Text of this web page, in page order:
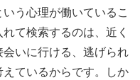
う心理が働いているこ
て検索するのは、近く
いに行ける、逃げられ
ているからです。しか